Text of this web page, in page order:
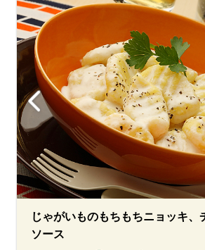
じゃがいものもちもちニョッキ、
ソース